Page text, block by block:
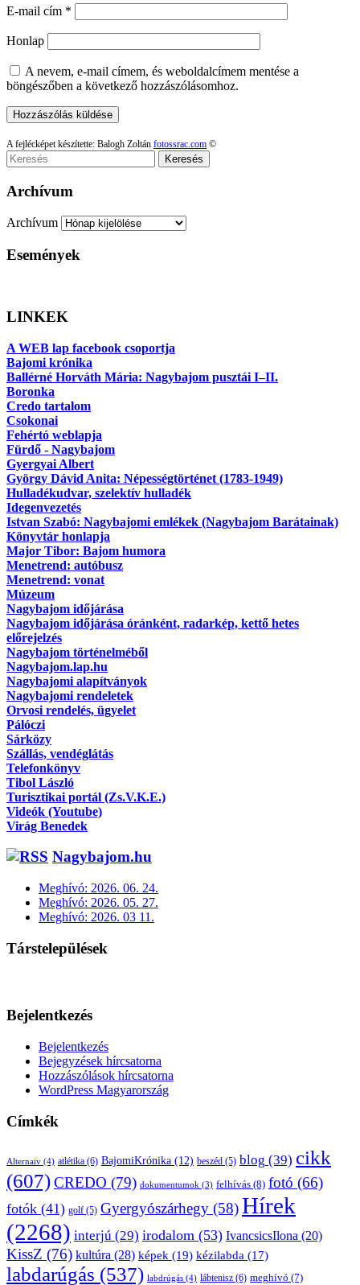
E-mail cím *
Honlap
A nevem, e-mail címem, és weboldalcímem mentése a
böngészőben a következő hozzászólásomhoz.
A fejlécképet készítette: Balogh Zoltán fotossrac.com ©
Keresés
Archívum
Archívum
Események
LINKEK
A WEB lap facebook csoportja
Bajomi krónika
Ballérné Horváth Mária: Nagybajom pusztái I–II.
Boronka
Credo tartalom
Csokonai
Fehértó weblapja
Fürdő - Nagybajom
Gyergyai Albert
György Dávid Anita: Népességtörténet (1783-1949)
Hulladékudvar, szelektív hulladék
Idegenvezetés
Istvan Szabó: Nagybajomi emlékek (Nagybajom Barátainak)
Könyvtár honlapja
Major Tibor: Bajom humora
Menetrend: autóbusz
Menetrend: vonat
Múzeum
Nagybajom időjárása
Nagybajom időjárása óránként, radarkép, kettő hetes
előrejelzés
Nagybajom történelméből
Nagybajom.lap.hu
Nagybajomi alapítványok
Nagybajomi rendeletek
Orvosi rendelés, ügyelet
Pálóczi
Sárközy
Szállás, vendéglátás
Telefonkönyv
Tibol László
Turisztikai portál (Zs.V.K.E.)
Videók (Youtube)
Virág Benedek
Nagybajom.hu
Meghívó: 2026. 06. 24.
Meghívó: 2026. 05. 27.
Meghívó: 2026. 03 11.
Társtelepülések
Bejelentkezés
Bejelentkezés
Bejegyzések hírcsatorna
Hozzászólások hírcsatorna
WordPress Magyarország
Címkék
Alternaiv (4) atlétika (6) BajomiKrónika (12) beszéd (5) blog (39) cikk
(607)CREDO (79) dokumentumok (3) felhívás (8) fotó (66)
fotók (41) golf (5) Gyergyószárhegy (58)Hírek
(2268) interjú (29) irodalom (53) IvancsicsIlona (20)
KissZ (76) kultúra (28) képek (19) kézilabda (17)
labdarúgás (537) labdrúgás (4) lábtenisz (6) meghívó (7)